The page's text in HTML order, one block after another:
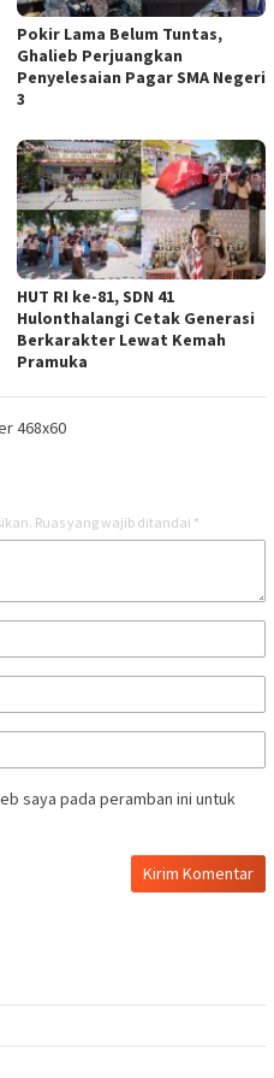
Pokir Lama Belum Tuntas,
Ghalieb Perjuangkan
Penyelesaian Pagar SMA Negeri
3
HUT RI ke-81, SDN 41
Hulonthalangi Cetak Generasi
Berkarakter Lewat Kemah
Pramuka
Ruas yang wajib ditandai *
saya pada peramban ini untuk